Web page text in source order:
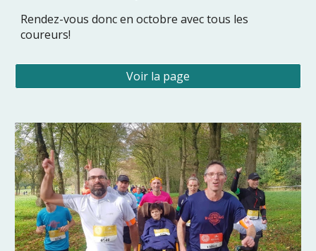
Rendez-vous donc en octobre avec tous les
coureurs!
Voir la page